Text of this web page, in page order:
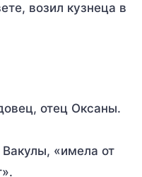
возил кузнеца в
отец Оксаны.
«имела от